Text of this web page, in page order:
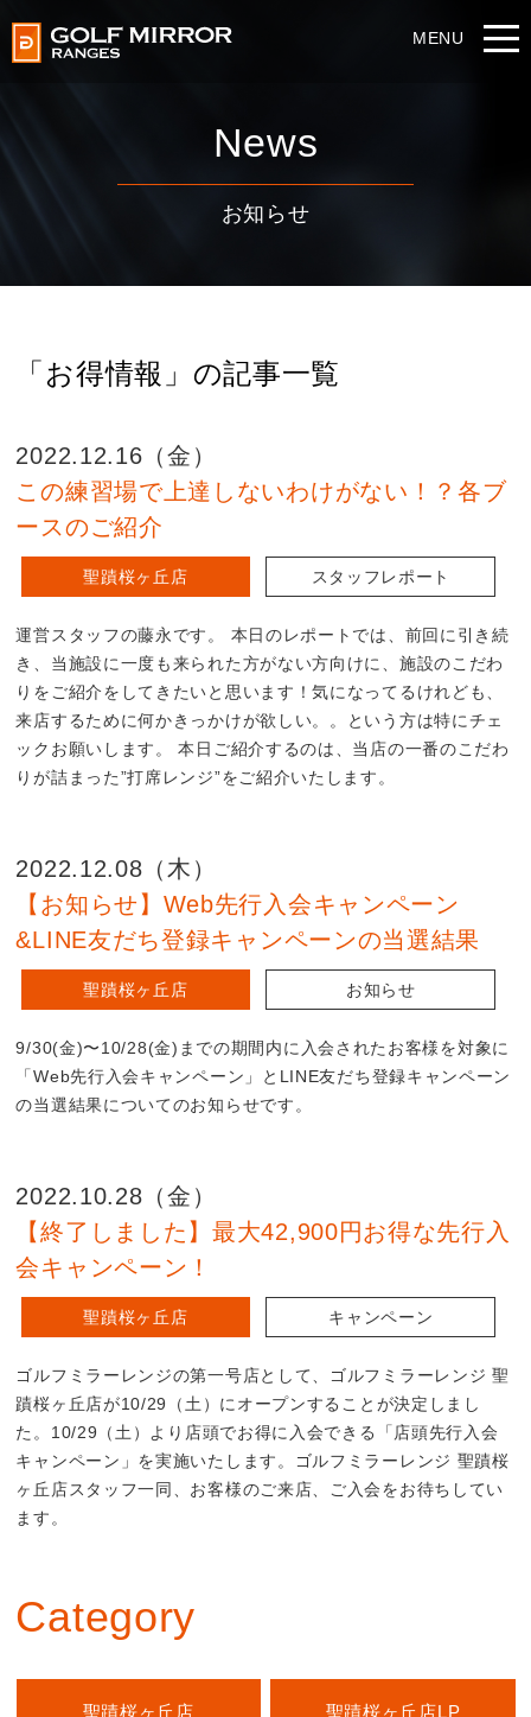
News
お知らせ
「お得情報」の記事一覧
2022.12.16（金）
この練習場で上達しないわけがない！？各ブ
ースのご紹介
聖蹟桜ヶ丘店 スタッフレポート
運営スタッフの藤永です。 本日のレポートでは、前回に引き続
き、当施設に一度も来られた方がない方向けに、施設のこだわ
りをご紹介をしてきたいと思います！気になってるけれども、
来店するために何かきっかけが欲しい。。という方は特にチェ
ックお願いします。 本日ご紹介するのは、当店の一番のこだわ
りが詰まった”打席レンジ”をご紹介いたします。
2022.12.08（木）
【お知らせ】Web先行入会キャンペーン
&LINE友だち登録キャンペーンの当選結果
聖蹟桜ヶ丘店 お知らせ
9/30(金)〜10/28(金)までの期間内に入会されたお客様を対象に
「Web先行入会キャンペーン」とLINE友だち登録キャンペーン
の当選結果についてのお知らせです。
2022.10.28（金）
【終了しました】最大42,900円お得な先行入
会キャンペーン！
聖蹟桜ヶ丘店 キャンペーン
ゴルフミラーレンジの第一号店として、ゴルフミラーレンジ 聖
蹟桜ヶ丘店が10/29（土）にオープンすることが決定しまし
た。10/29（土）より店頭でお得に入会できる「店頭先行入会
キャンペーン」を実施いたします。ゴルフミラーレンジ 聖蹟桜
ヶ丘店スタッフ一同、お客様のご来店、ご入会をお待ちしてい
ます。
Category
聖蹟桜ヶ丘店 聖蹟桜ヶ丘店LP